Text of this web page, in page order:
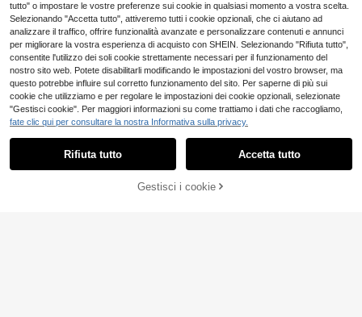
Ci dispiace, questo prodotto è esaurito
Mostra articoli simili in magazzino
ESAURITO
tutto" o impostare le vostre preferenze sui cookie in qualsiasi momento a vostra scelta.
Selezionando "Accetta tutto", attiveremo tutti i cookie opzionali, che ci aiutano ad
analizzare il traffico, offrire funzionalità avanzate e personalizzare contenuti e annunci
per migliorare la vostra esperienza di acquisto con SHEIN. Selezionando "Rifiuta tutto",
consentite l'utilizzo dei soli cookie strettamente necessari per il funzionamento del
nostro sito web. Potete disabilitarli modificando le impostazioni del vostro browser, ma
questo potrebbe influire sul corretto funzionamento del sito. Per saperne di più sui
cookie che utilizziamo e per regolare le impostazioni dei cookie opzionali, selezionate
"Gestisci cookie". Per maggiori informazioni su come trattiamo i dati che raccogliamo,
fate clic qui per consultare la nostra Informativa sulla privacy.
Rifiuta tutto Accetta tutto
Gestisci i cookie